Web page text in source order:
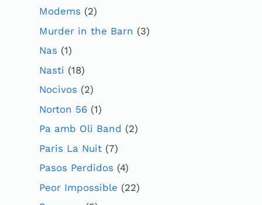
Modems (2)
Murder in the Barn (3)
Nas (1)
Nasti (18)
Nocivos (2)
Norton 56 (1)
Pa amb Oli Band (2)
Paris La Nuit (7)
Pasos Perdidos (4)
Peor Impossible (22)